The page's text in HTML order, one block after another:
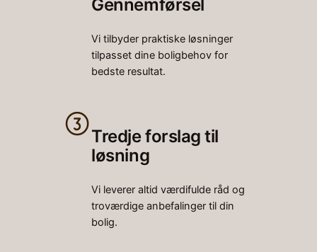
Gennemførsel
Vi tilbyder praktiske løsninger
tilpasset dine boligbehov for
bedste resultat.
Tredje forslag til
løsning
Vi leverer altid værdifulde råd og
troværdige anbefalinger til din
bolig.